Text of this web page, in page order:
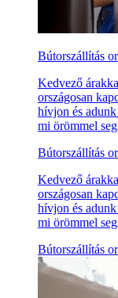
Bútorszállítás
Kedvező
országosan
hívjon és
mi örömmel
Bútorszállítás
Kedvező
országosan
hívjon és
mi örömmel
Bútorszállítás